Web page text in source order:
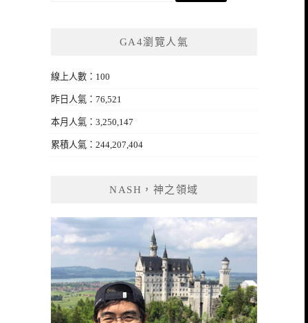
GA4瀏覽人氣
線上人數：100
昨日人氣：76,521
本月人氣：3,250,147
累積人氣：244,207,404
NASH，神之領域